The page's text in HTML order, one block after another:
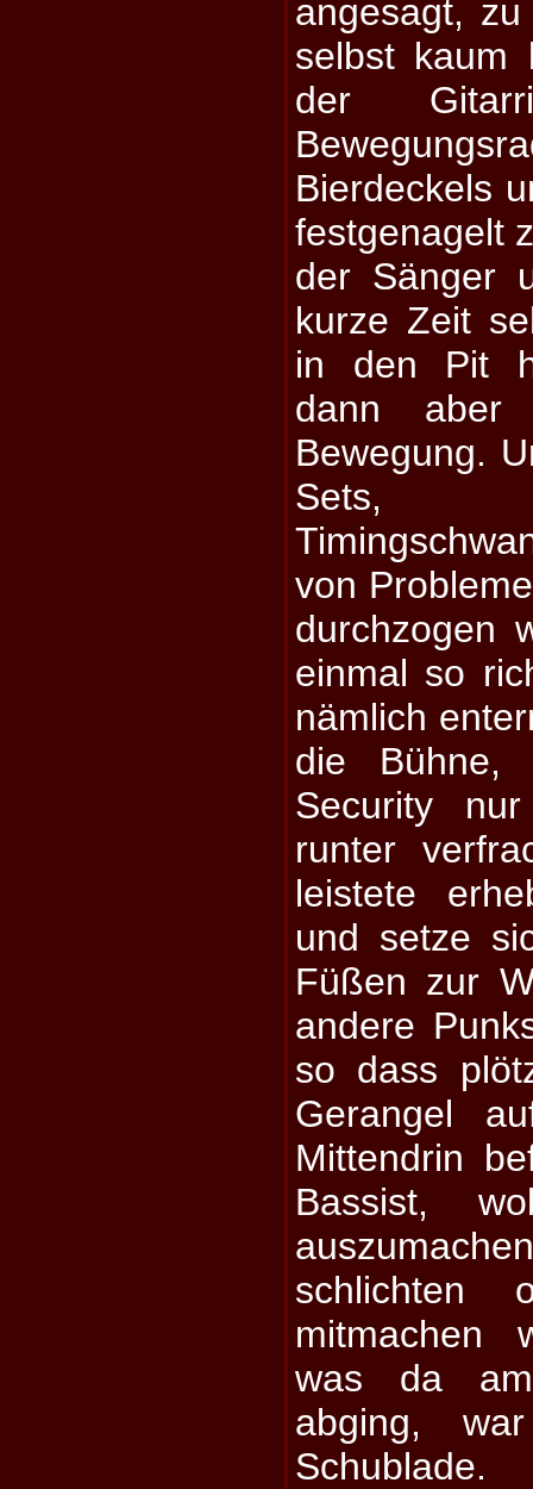
angesagt,
selbst kaum
der
Bierdeckels
festgenagelt
der Sänger
kurze Zeit
in den Pit
dann
Bewegung.
Sets,
von
durchzogen
einmal so
nämlich
die
Security
runter
leistete
und setze
Füßen zur
andere
so dass
Gerangel
Mittendrin
Bassist,
schlichten
mitmachen
was da
abging,
Schublade.